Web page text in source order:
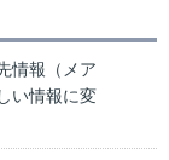
情報（メア
い情報に変